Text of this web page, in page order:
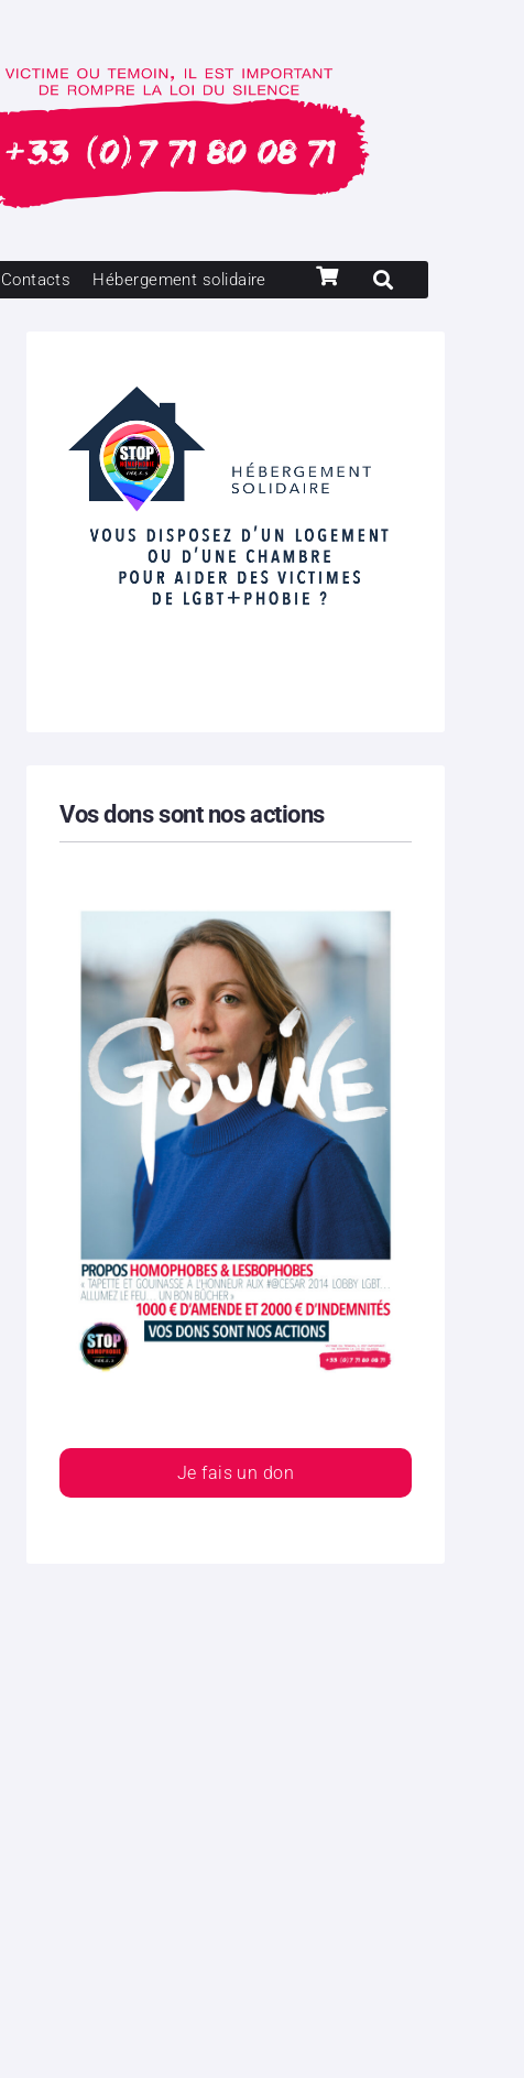
Contacts Hébergement solidaire
Vos dons sont nos actions
Je fais un don